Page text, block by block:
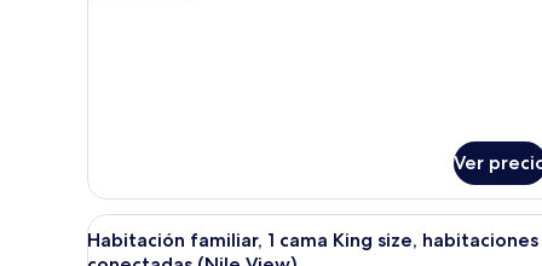
Ver
Abrir
todas
Habitación de hotel con
10
Habitación familiar, 1 cama King size, habitaciones